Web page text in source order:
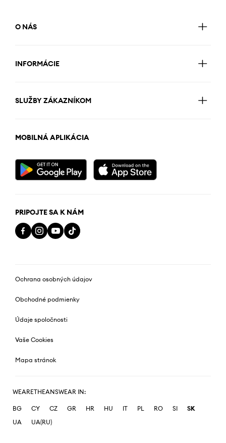
O NÁS
INFORMÁCIE
SLUŽBY ZÁKAZNÍKOM
MOBILNÁ APLIKÁCIA
PRIPOJTE SA K NÁM
Ochrana osobných údajov
Obchodné podmienky
Údaje spoločnosti
Vaše Cookies
Mapa stránok
WEARETHEANSWEAR IN:
BG CY CZ GR HR HU IT PL RO SI
SK
UA
UA(RU)